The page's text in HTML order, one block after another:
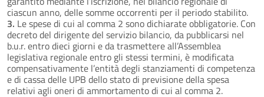
ciascun anno, delle somme occorrenti per il periodo stabilito.
3. Le spese di cui al comma 2 sono dichiarate obbligatorie. Con
decreto del dirigente del servizio bilancio, da pubblicarsi nel
b.u.r. entro dieci giorni e da trasmettere all’Assemblea
legislativa regionale entro gli stessi termini, è modificata
compensativamente l’entità degli stanziamenti di competenza
e di cassa delle UPB dello stato di previsione della spesa
relativi agli oneri di ammortamento di cui al comma 2.